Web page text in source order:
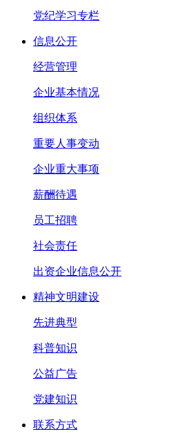
党纪学习专栏
信息公开
经营管理
企业基本情况
组织体系
重要人事变动
企业重大事项
薪酬待遇
员工招聘
社会责任
出资企业信息公开
精神文明建设
先进典型
科普知识
公益广告
党建知识
联系方式